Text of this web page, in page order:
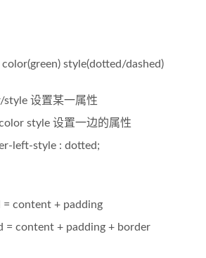
style(dotted/dashed)
设置某一属性
style 设置一边的属性
left-style : dotted;
= content + padding
= content + padding + border